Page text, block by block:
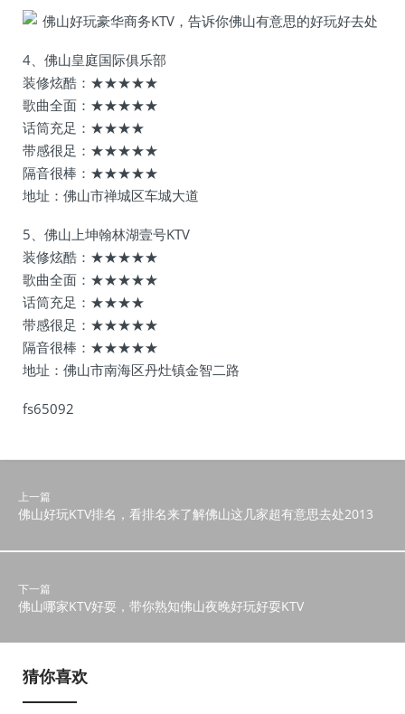
4、佛山皇庭国际俱乐部
装修炫酷：★★★★★
歌曲全面：★★★★★
话筒充足：★★★★
带感很足：★★★★★
隔音很棒：★★★★★
地址：佛山市禅城区车城大道
5、佛山上坤翰林湖壹号KTV
装修炫酷：★★★★★
歌曲全面：★★★★★
话筒充足：★★★★
带感很足：★★★★★
隔音很棒：★★★★★
地址：佛山市南海区丹灶镇金智二路
fs65092
上一篇
佛山好玩KTV排名，看排名来了解佛山这几家超有意思去处2013
下一篇
佛山哪家KTV好耍，带你熟知佛山夜晚好玩好耍KTV
猜你喜欢